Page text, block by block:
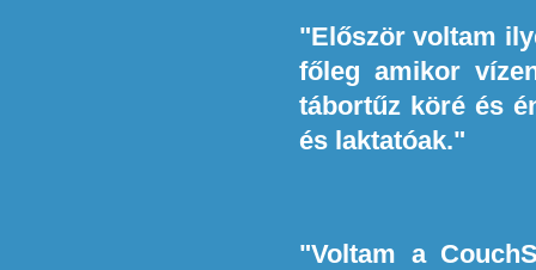
"Először voltam
főleg amikor
tábortűz köré és
és laktatóak."
"Voltam a